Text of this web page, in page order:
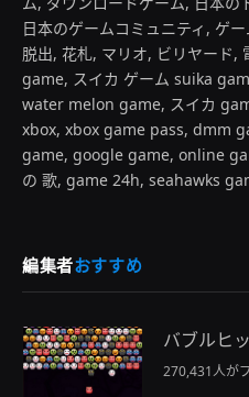
日本のゲームコミュニティ, ゲ
脱出, 花札, マリオ, ビリヤード,
game, スイカ ゲーム suika
water melon game, スイカ
xbox, xbox game pass, dmm
game, google game, online
の 歌, game 24h, seahawks
編集者おすすめ
バブルヒ
270,431人が